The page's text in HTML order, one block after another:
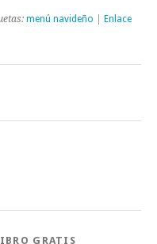
menú navideño
Enlace
GRATIS